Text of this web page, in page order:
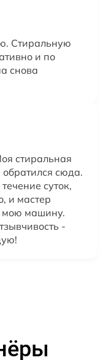
Стиральную
и по
снова
стиральная
сюда.
суток,
и мастер
мою машину.
-